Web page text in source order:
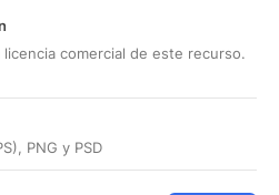
comercial de este recurso.
PNG y PSD